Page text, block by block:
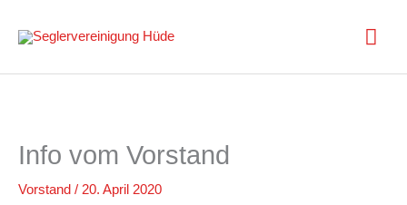
Inhalt
springen
Info vom Vorstand
Vorstand / 20. April 2020